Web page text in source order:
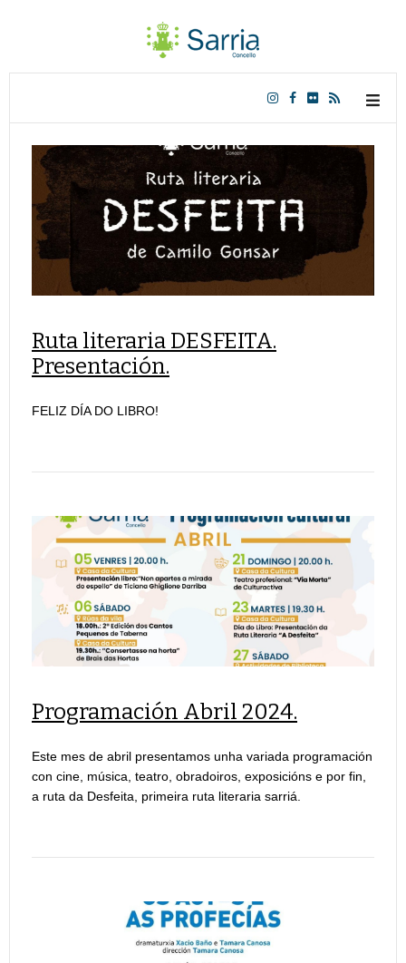
Ruta literaria DESFEITA.
Presentación.
FELIZ DÍA DO LIBRO!
Programación Abril 2024.
Este mes de abril presentamos unha variada programación
con cine, música, teatro, obradoiros, exposicións e por fin,
a ruta da Desfeita, primeira ruta literaria sarriá.